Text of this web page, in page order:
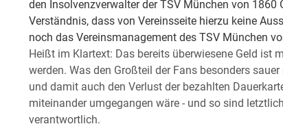
den Insolvenzverwalter der TSV München von
Verständnis, dass von Vereinsseite hierzu keine
noch das Vereinsmanagement des TSV München
Heißt im Klartext: Das bereits überwiesene Geld ist
werden. Was den Großteil der Fans besonders
und damit auch den Verlust der bezahlten
miteinander umgegangen wäre - und so sind
verantwortlich.